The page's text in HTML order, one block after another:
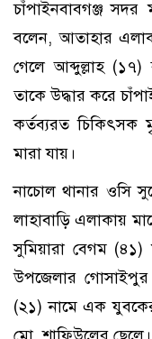
চাঁপাইনবাবগঞ্জ
বলেন, আতাহার
গেলে আব্দুল্লাহ
তাকে উদ্ধার করে
কর্তব্যরত
মারা যায়।
নাচোল থানার ওসি
লাহাবাড়ি এলাকায়
সুমিয়ারা বেগম (৪১)
উপজেলার
(২১) নামে এক